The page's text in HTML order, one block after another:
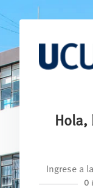
Salta al contenido
Hola,
O